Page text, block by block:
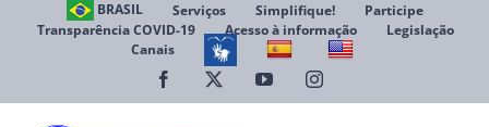
BRASIL Serviços Simplifique!
Participe
Transparência COVID-19
Acesso à informação
Legislação
Canais
Facebook YouTubeInstagram